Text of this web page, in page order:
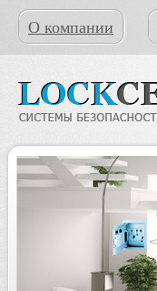
О компании